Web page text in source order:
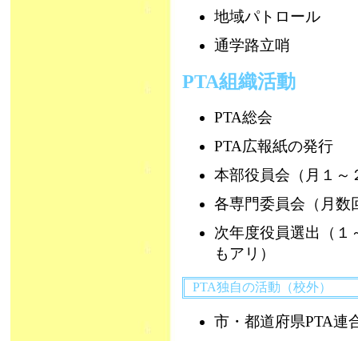
地域パトロール
通学路立哨
PTA組織活動
PTA総会
PTA広報紙の発行
本部役員会（月１～
各専門委員会（月数
次年度役員選出（１
もアリ）
PTA独自の活動（校外）
市・都道府県PTA連